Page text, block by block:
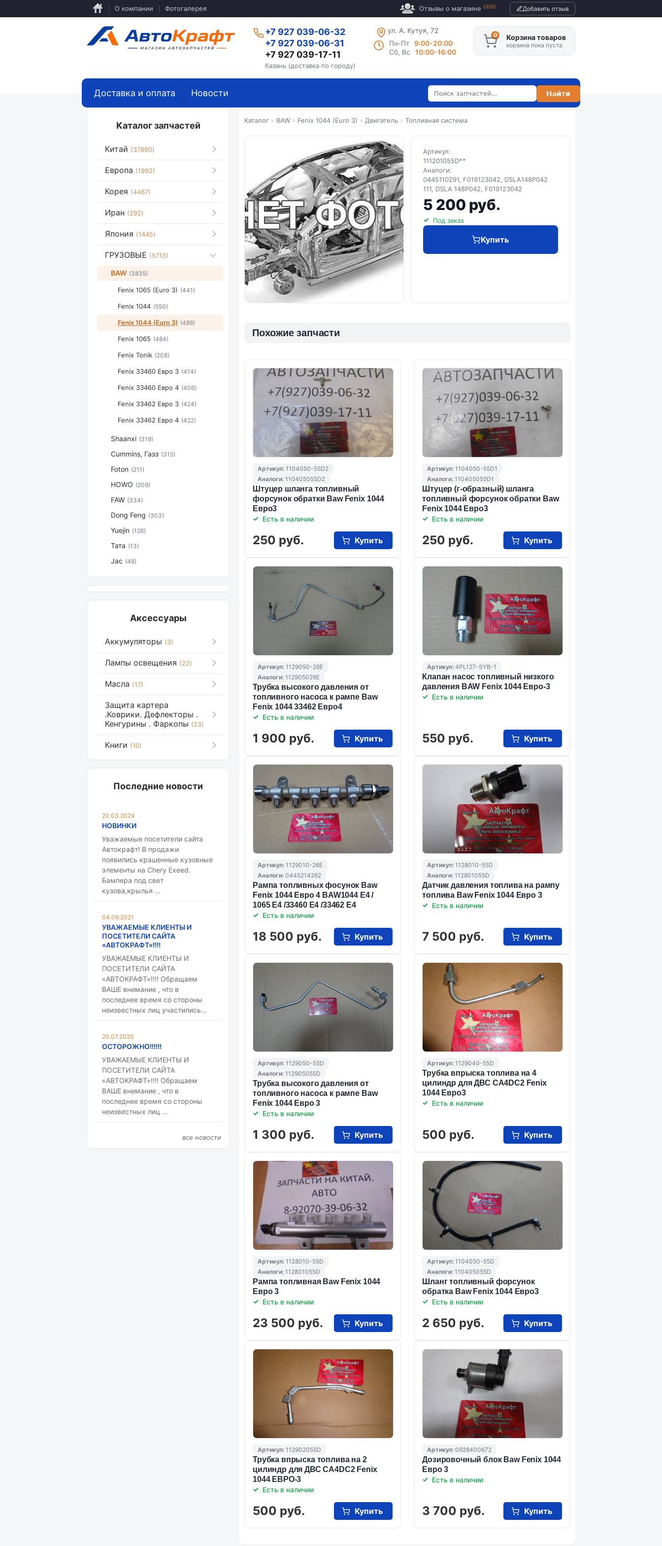
основному
О компании Фотогалерея Отзывы о магазине (325) Добавить отзыв
+7 927 039-06-32
+7 927 039-06-31
+7 927 039-17-11
Казань (доставка по городу)
ул. А. Кутуя, 72
Пн-Пт
9:00-20:00
Сб, Вс
10:00-16:00
Корзина товаров
корзина пока пуста
Каталог » BAW » Fenix 1044 (Euro 3) » Двигатель » Топливная система
Артикул:
111201055D**
Аналоги:
0445110291, F019123042, DSLA148P042
111, DSLA 148P042, F019123042
5 200 руб.
Под заказ
Купить
Похожие запчасти
Артикул: 1104050-55D2
Аналоги: 110405055D2
Штуцер шланга топливный
форсунок обратки Baw Fenix 1044
Евро3
Есть в наличии
250 руб. Купить
Артикул:1104050-55D1
Аналоги:110405055D1
Штуцер (г-образный) шланга
топливный форсунок обратки Baw
Fenix 1044 Евро3
Есть в наличии
250 руб. Купить
Артикул: 1129050-26E
Аналоги: 112905026E
Трубка высокого давления от
топливного насоса к рампе Baw
Fenix 1044 33462 Евро4
Есть в наличии
1 900 руб. Купить
Артикул:4PL127-SYB-1
Клапан насос топливный низкого
давления BAW Fenix 1044 Eвро-3
Есть в наличии
550 руб. Купить
Артикул: 1129010-26E
Аналоги: 0445214262
Рампа топливных фосунок Baw
Fenix 1044 Eвро 4 BAW1044 E4 /
1065 E4 /33460 E4 /33462 E4
Есть в наличии
18 500 руб. Купить
Артикул:1128010-55D
Аналоги:112801055D
Датчик давления топлива на рампу
топлива Baw Fenix 1044 Eвро 3
Есть в наличии
7 500 руб. Купить
Артикул: 1129050-55D
Аналоги: 112905055D
Трубка высокого давления от
топливного насоса к рампе Baw
Fenix 1044 Евро 3
Есть в наличии
1 300 руб. Купить
Артикул:1129040-55D
Трубка впрыска топлива на 4
цилиндр для ДВС CA4DC2 Fenix
1044 Евро3
Есть в наличии
500 руб. Купить
Артикул: 1128010-55D
Аналоги: 112801055D
Рампа топливная Baw Fenix 1044
Eвро 3
Есть в наличии
23 500 руб. Купить
Артикул:1104050-55D
Аналоги:110405055D
Шланг топливный форсунок
обратка Baw Fenix 1044 Евро3
Есть в наличии
2 650 руб. Купить
Артикул: 112902055D
Трубка впрыска топлива на 2
цилиндр для ДВС CA4DC2 Fenix
1044 ЕВРО-3
Есть в наличии
500 руб. Купить
Артикул:0928400672
Дозировочный блок Baw Fenix 1044
Евро 3
Есть в наличии
3 700 руб. Купить
Доставка и оплата Новости
Каталог запчастей
Китай (37880)
Европа (1992)
Корея (4467)
Иран (292)
Япония (1445)
ГРУЗОВЫЕ (5713)
BAW (3835)
Fenix 1065 (Euro 3) (441)
Fenix 1044 (550)
Fenix 1044 (Euro 3) (486)
Fenix 1065 (484)
Fenix Tonik (208)
Fenix 33460 Евро 3 (414)
Fenix 33460 Евро 4 (406)
Fenix 33462 Евро 3 (424)
Fenix 33462 Евро 4 (422)
Shaanxi (319)
Cummins, Газз (315)
Foton (211)
HOWO (209)
FAW (334)
Dong Feng (303)
Yuejin (126)
Тата (13)
Jac (48)
Аксессуары
Аккумуляторы (3)
Лампы освещения (22)
Масла (17)
Защита картера
.Коврики. Дефлекторы .
Кенгурины . Фаркопы (23)
Книги (10)
Последние новости
20.03.2024
НОВИНКИ
Уважаемые посетители сайта
Автокрафт! В продажи
появились крашенные кузовные
элементы на Chery Exeed.
Бампера под свет
кузова,крылья …
04.09.2021
УВАЖАЕМЫЕ КЛИЕНТЫ И
ПОСЕТИТЕЛИ САЙТА
«АВТОКРАФТ»!!!!
УВАЖАЕМЫЕ КЛИЕНТЫ И
ПОСЕТИТЕЛИ САЙТА
«АВТОКРАФТ»!!!! Обращаем
ВАШЕ внимание , что в
последнее время со стороны
неизвестных лиц участились…
20.07.2020
ОСТОРОЖНО!!!!!!
УВАЖАЕМЫЕ КЛИЕНТЫ И
ПОСЕТИТЕЛИ САЙТА
«АВТОКРАФТ»!!!! Обращаем
ВАШЕ внимание , что в
последнее время со стороны
неизвестных лиц …
все новости